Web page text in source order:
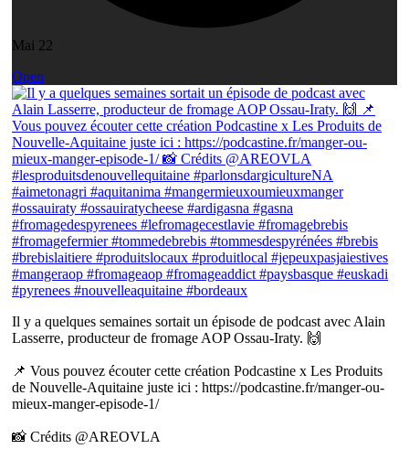
Mai 22
Open
Il y a quelques semaines sortait un épisode de podcast avec Alain
Lasserre, producteur de fromage AOP Ossau-Iraty. 🙌
📌 Vous pouvez écouter cette création Podcastine x Les Produits
de Nouvelle-Aquitaine juste ici : https://podcastine.fr/manger-ou-
mieux-manger-episode-1/
📸 Crédits @AREOVLA